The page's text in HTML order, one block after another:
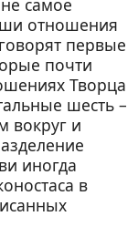
самое
отношения
первые
почти
Творца
шесть –
вокруг и
иногда
в